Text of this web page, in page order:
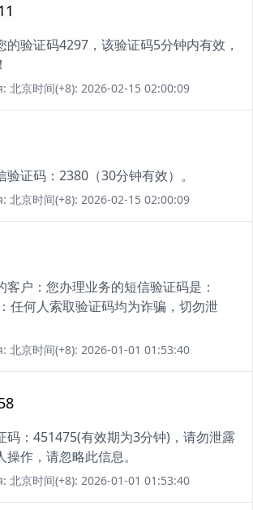
的验证码4297，该验证码5分钟内有效，
北京时间(+8): 2026-02-15 02:00:09
验证码：2380（30分钟有效）。
北京时间(+8): 2026-02-15 02:00:09
客户：您办理业务的短信验证码是：
任何人索取验证码均为诈骗，切勿泄
北京时间(+8): 2026-01-01 01:53:40
码：451475(有效期为3分钟)，请勿泄露
作，请忽略此信息。
北京时间(+8): 2026-01-01 01:53:40